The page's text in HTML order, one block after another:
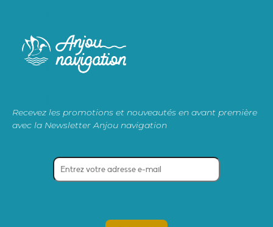
Recevez les promotions et nouveautés en avant première
avec la Newsletter Anjou navigation